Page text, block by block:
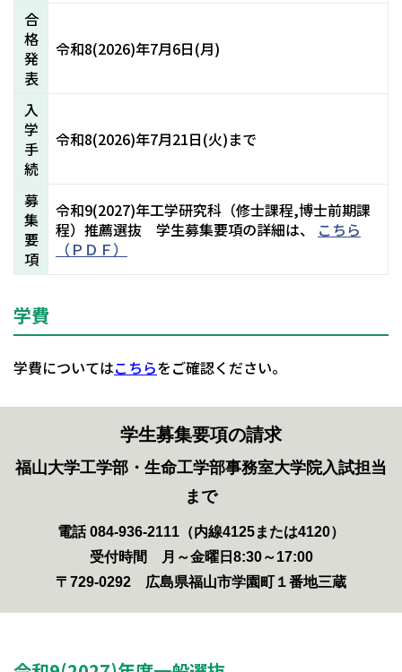
合
格
発
表
令和8(2026)年7月6日(月)
入
学
手
続
令和8(2026)年7月21日(火)まで
募
集
要
項
令和9(2027)年工学研究科（修士課程,博士前期課
程）推薦選抜 学生募集要項の詳細は、 こちら
（ＰＤＦ）
学費
学費についてはこちらをご確認ください。
学生募集要項の請求
福山大学工学部・生命工学部事務室大学院入試担当
まで
電話 084-936-2111（内線4125または4120）
受付時間 月～金曜日8:30～17:00
〒729-0292 広島県福山市学園町１番地三蔵